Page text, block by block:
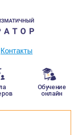
Контакты
Обучение
онлайн